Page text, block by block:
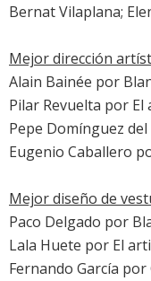
Bernat Vilaplana;
Mejor dirección
Alain Bainée por
Pilar Revuelta por El
Pepe Domínguez
Eugenio Caballero
Mejor diseño de
Paco Delgado por
Lala Huete por El
Fernando García por